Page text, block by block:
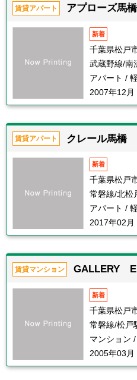
賃貸アパート アプローズ馬橋
新着
千葉県松戸
武蔵野線/南
アパート /
2007年12月
賃貸アパート クレール馬橋
新着
千葉県松戸
常磐線/北松
アパート /
2017年02月
賃貸マンション GALLERY
新着
千葉県松戸
常磐線/松戸
マンション
2005年03月